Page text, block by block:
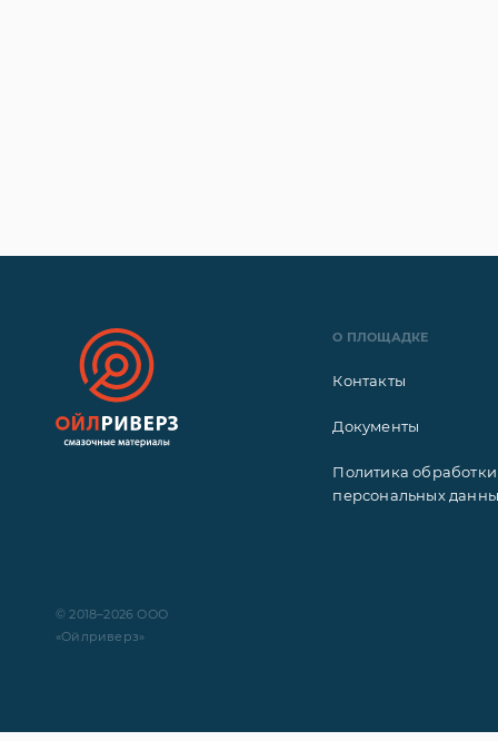
© 2018–2026 ООО
«Ойлриверз»
О ПЛОЩАДКЕ
Контакты
Документы
Политика обработки
персональных